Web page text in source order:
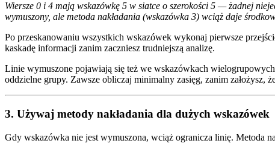
Wiersze 0 i 4 mają wskazówkę 5 w siatce o szerokości 5 — żadnej
wymuszony, ale metoda nakładania (wskazówka 3) wciąż daje
Po przeskanowaniu wszystkich wskazówek wykonaj pierwsze
kaskadę informacji zanim zaczniesz trudniejszą analizę.
Linie wymuszone pojawiają się też we wskazówkach
oddzielne grupy. Zawsze obliczaj minimalny zasięg, zanim założysz,
3. Używaj metody nakładania dla dużych wskazówek
Gdy wskazówka nie jest wymuszona, wciąż ogranicza linię. Metoda